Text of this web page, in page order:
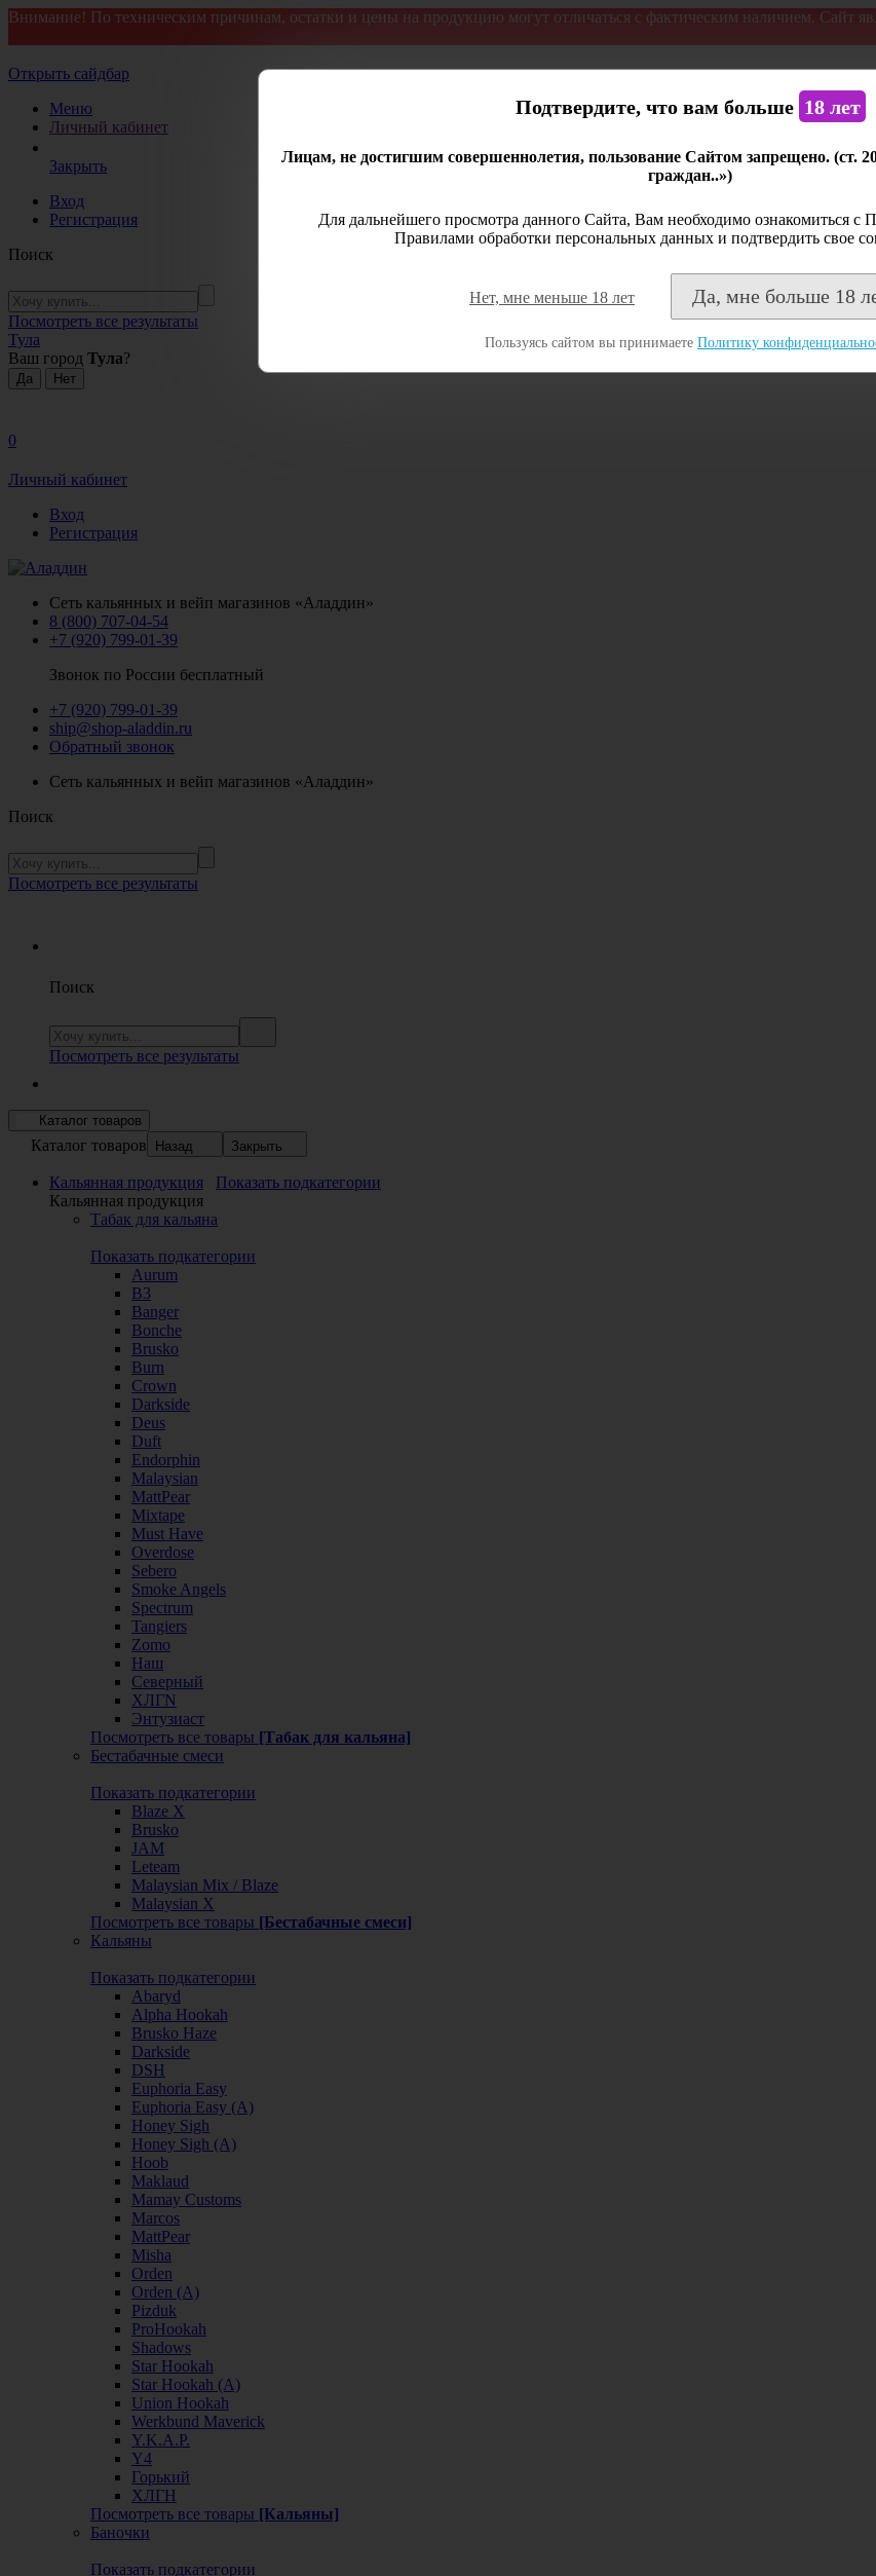
Внимание! По техническим причинам, остатки и цены на продукцию могут отличаться с фактическим наличием. Сайт
Открыть сайдбар
Меню
Личный кабинет
Закрыть
Вход
Регистрация
Поиск
Посмотреть все результаты
Тула
Ваш город Тула?
0
Личный кабинет
Вход
Регистрация
Сеть кальянных и вейп магазинов «Аладдин»
8 (800) 707-04-54
+7 (920) 799-01-39
Звонок по России бесплатный
+7 (920) 799-01-39
ship@shop-aladdin.ru
Обратный звонок
Сеть кальянных и вейп магазинов «Аладдин»
Поиск
Посмотреть все результаты
Поиск
Посмотреть все результаты
Каталог товаров
Каталог товаров Назад Закрыть
Кальянная продукция
Показать подкатегории
Кальянная продукция
Табак для кальяна
Показать подкатегории
Aurum
B3
Banger
Bonche
Brusko
Burn
Crown
Darkside
Deus
Duft
Endorphin
Malaysian
MattPear
Mixtape
Must Have
Overdose
Sebero
Smoke Angels
Spectrum
Tangiers
Zomo
Наш
Северный
ХЛГN
Энтузиаст
Посмотреть все товары [Табак для кальяна]
Бестабачные смеси
Показать подкатегории
Blaze X
Brusko
JAM
Leteam
Malaysian Mix / Blaze
Malaysian X
Посмотреть все товары [Бестабачные смеси]
Кальяны
Показать подкатегории
Abaryd
Alpha Hookah
Brusko Haze
Darkside
DSH
Euphoria Easy
Euphoria Easy (А)
Honey Sigh
Honey Sigh (А)
Hoob
Maklaud
Mamay Customs
Marcos
MattPear
Misha
Orden
Orden (А)
Pizduk
ProHookah
Shadows
Star Hookah
Star Hookah (А)
Union Hookah
Werkbund Maverick
Y.K.A.P.
Y4
Горький
ХЛГН
Посмотреть все товары [Кальяны]
Баночки
Показать подкатегории
Подтвердите, что вам больше 18 лет
Лицам, не достигшим совершеннолетия, пользование Сайтом запрещено. (ст.
граждан..»)
Для дальнейшего просмотра данного Сайта, Вам необходимо ознакомиться с
Правилами обработки персональных данных и подтвердить свое
Нет, мне меньше 18 лет Да, мне больше 18
Пользуясь сайтом вы принимаете Политику